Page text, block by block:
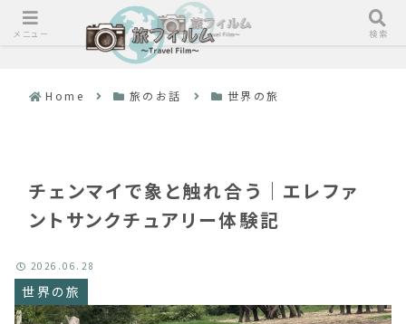
Home 旅のお話 世界の旅
チェンマイで象と触れ合う｜エレファ
ントサンクチュアリー体験記
世界の旅
2026.06.28
メニュー 検索